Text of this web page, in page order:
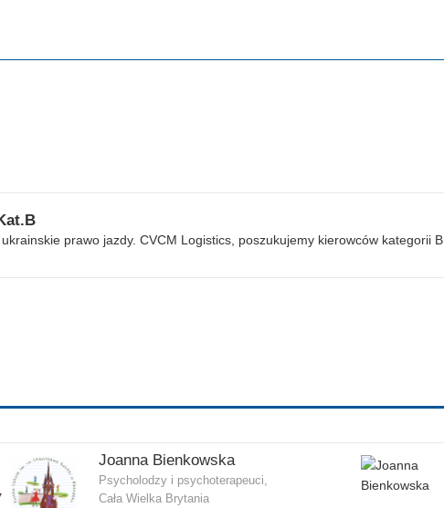
prawo jazdy. CVCM Logistics, poszukujemy kierowców kategorii B
Joanna Bienkowska
Psycholodzy i psychoterapeuci,
Cała Wielka Brytania